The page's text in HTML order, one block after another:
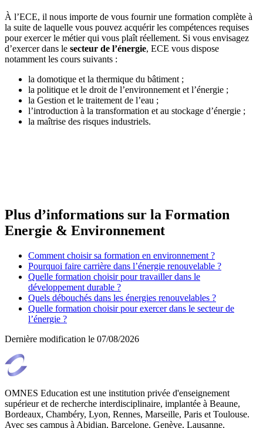
À l’ECE, il nous importe de vous fournir une formation complète à
la suite de laquelle vous pouvez acquérir les compétences requises
pour exercer le métier qui vous plaît réellement. Si vous envisagez
d’exercer dans le secteur de l’énergie, ECE vous dispose
notamment les cours suivants :
la domotique et la thermique du bâtiment ;
la politique et le droit de l’environnement et l’énergie ;
la Gestion et le traitement de l’eau ;
l’introduction à la transformation et au stockage d’énergie ;
la maîtrise des risques industriels.
Plus d’informations sur la Formation
Energie & Environnement
Comment choisir sa formation en environnement ?
Pourquoi faire carrière dans l’énergie renouvelable ?
Quelle formation choisir pour travailler dans le
développement durable ?
Quels débouchés dans les énergies renouvelables ?
Quelle formation choisir pour exercer dans le secteur de
l’énergie ?
Dernière modification le 07/08/2026
OMNES Education est une institution privée d'enseignement
supérieur et de recherche interdisciplinaire, implantée à Beaune,
Bordeaux, Chambéry, Lyon, Rennes, Marseille, Paris et Toulouse.
Avec ses campus à Abidjan, Barcelone, Genève, Lausanne,